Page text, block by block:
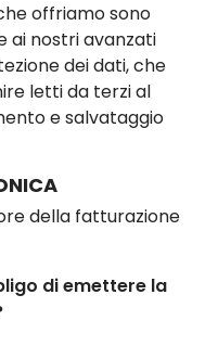
offriamo sono
ai nostri avanzati
dei dati, che
letti da terzi al
e salvataggio
della fatturazione
di emettere la